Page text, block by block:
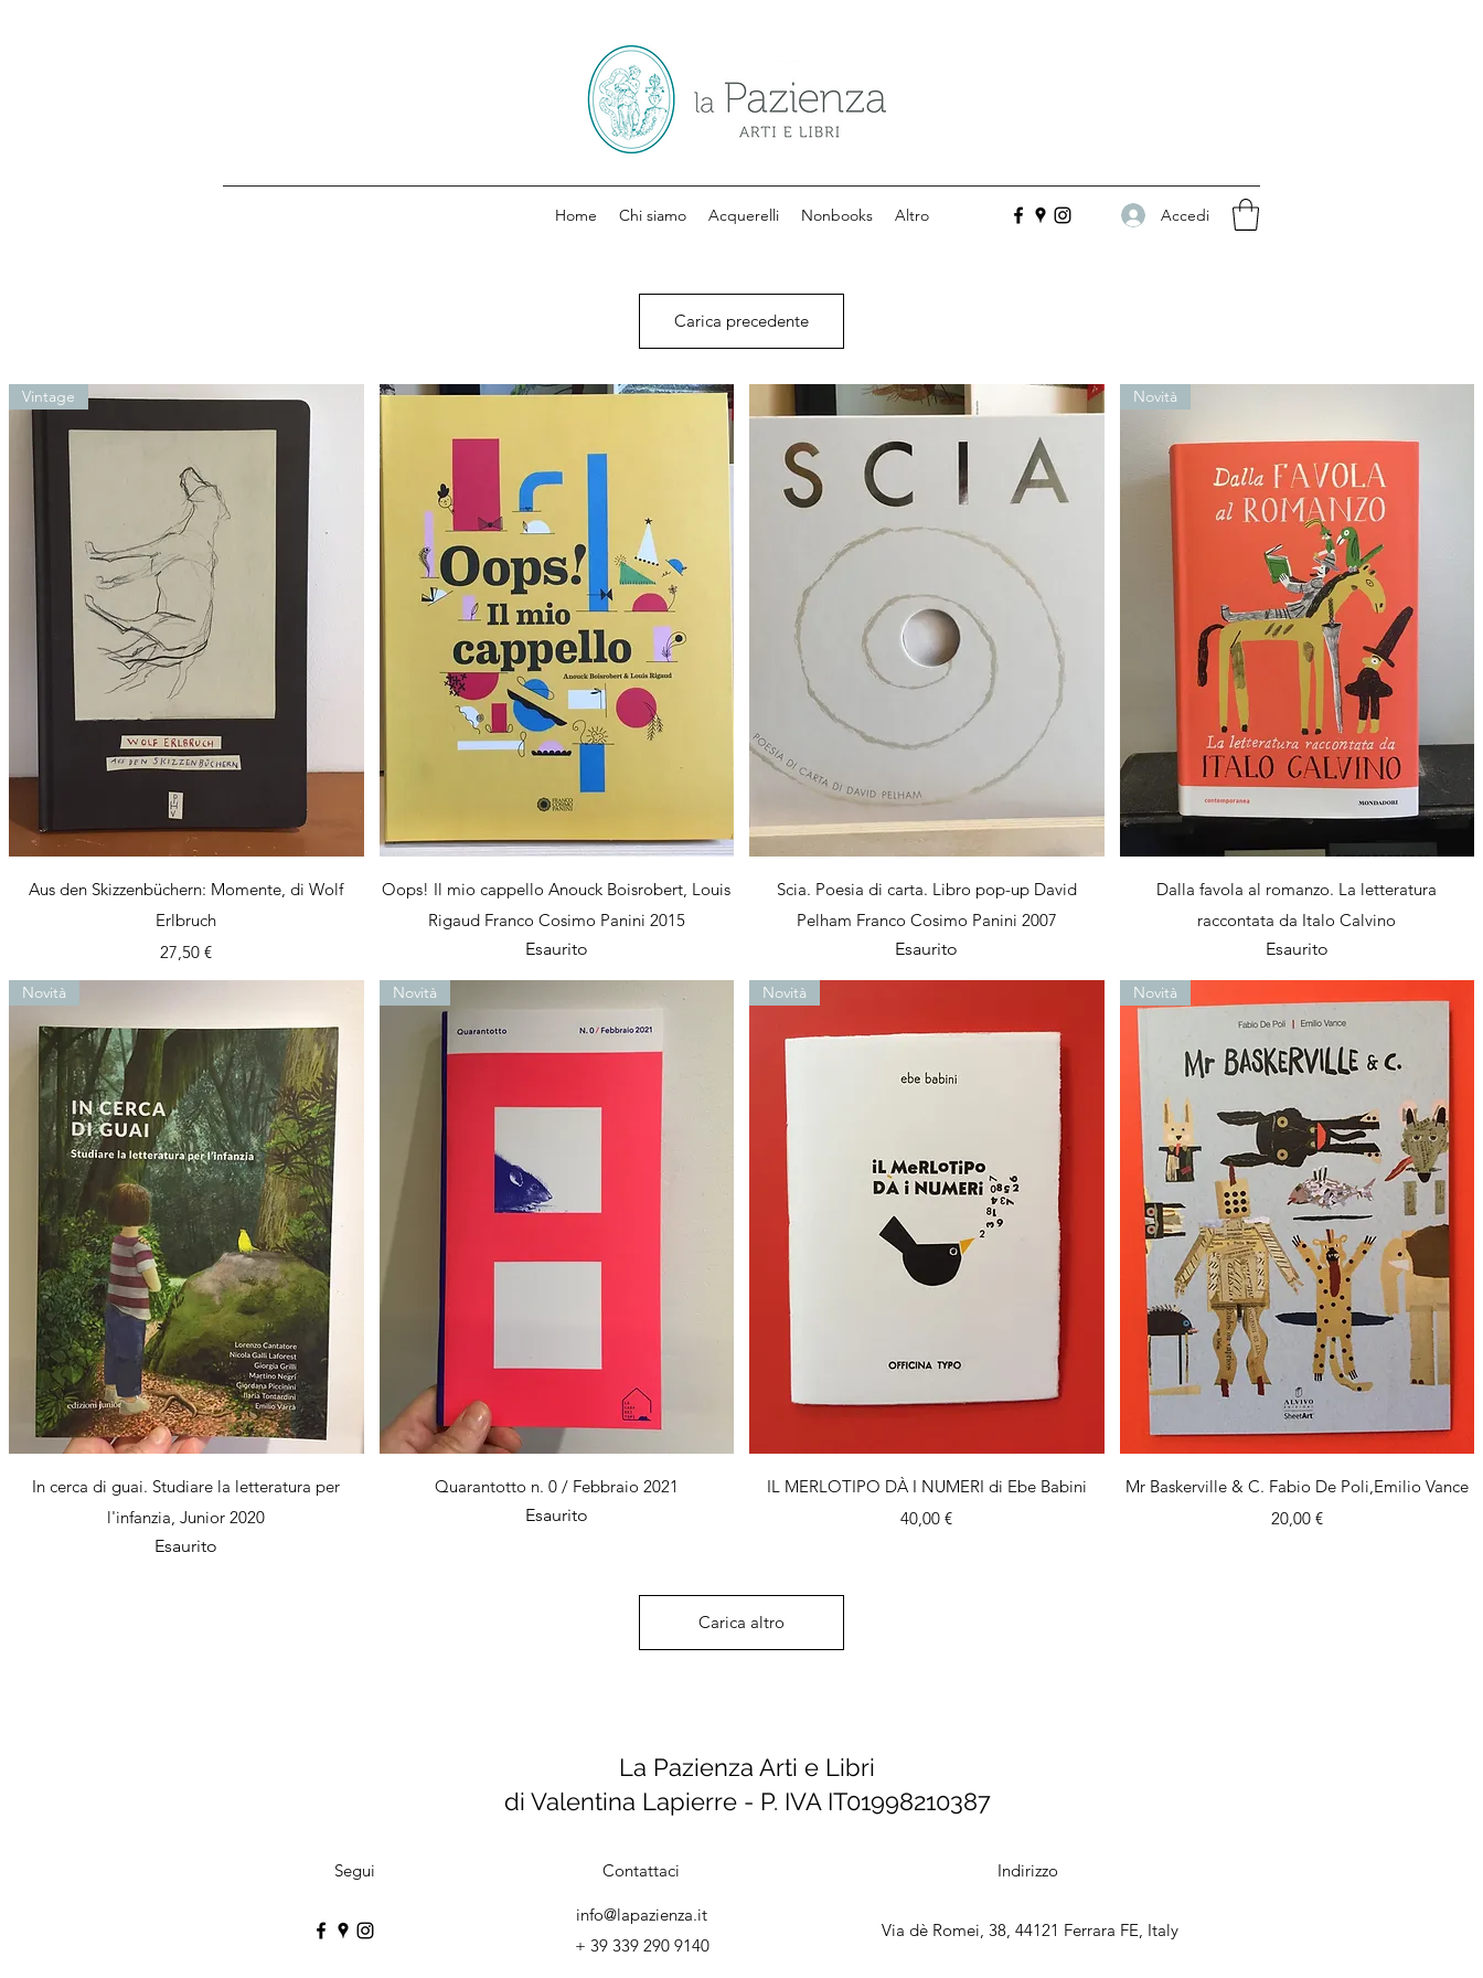
Home Chi siamo Acquerelli Nonbooks Altro Accedi
Carica precedente
Vista rapida
Vintage
Aus den Skizzenbüchern: Momente, di Wolf
Erlbruch
Prezzo
27,50 €
Vista rapida
Oops! Il mio cappello Anouck Boisrobert, Louis
Rigaud Franco Cosimo Panini 2015
Esaurito
Vista rapida
Scia. Poesia di carta. Libro pop-up David
Pelham Franco Cosimo Panini 2007
Esaurito
Vista rapida
Novità
Dalla favola al romanzo. La letteratura
raccontata da Italo Calvino
Esaurito
Vista rapida
Novità
In cerca di guai. Studiare la letteratura per
l'infanzia, Junior 2020
Esaurito
Vista rapida
Novità
Quarantotto n. 0 / Febbraio 2021
Esaurito
Vista rapida
Novità
IL MERLOTIPO DÀ I NUMERI di Ebe Babini
Prezzo
40,00 €
Vista rapida
Novità
Mr Baskerville & C. Fabio De Poli,Emilio Vance
Prezzo
20,00 €
Carica altro
La Pazienza Arti e Libri
di Valentina Lapierre - P. IVA IT01998210387
Segui Contattaci
+ 39 339 290 9140
info@lapazienza.it
Indirizzo
Via dè Romei, 38, 44121 Ferrara FE, Italy